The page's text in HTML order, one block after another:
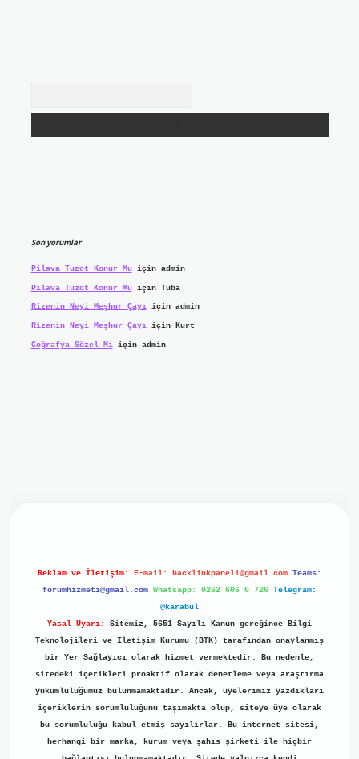
Son yorumlar
Pilava Tuzot Konur Muiçin admin
Pilava Tuzot Konur Muiçin Tuba
Rizenin Neyi Meşhur Çayıiçin admin
Rizenin Neyi Meşhur Çayıiçin Kurt
Coğrafya Sözel Miiçin admin
Reklam ve İletişim: E-mail: backlinkpaneli@gmail.com Teams:
forumhizmeti@gmail.com Whatsapp: 0262 606 0 726 Telegram:
@karabul
Yasal Uyarı:
Sitemiz, 5651 Sayılı Kanun gereğince Bilgi
Teknolojileri ve İletişim Kurumu (BTK) tarafından onaylanmış
bir Yer Sağlayıcı olarak hizmet vermektedir. Bu nedenle,
sitedeki içerikleri proaktif olarak denetleme veya araştırma
yükümlülüğümüz bulunmamaktadır. Ancak, üyelerimiz yazdıkları
içeriklerin sorumluluğunu taşımakta olup, siteye üye olarak
bu sorumluluğu kabul etmiş sayılırlar. Bu internet sitesi,
herhangi bir marka, kurum veya şahıs şirketi ile hiçbir